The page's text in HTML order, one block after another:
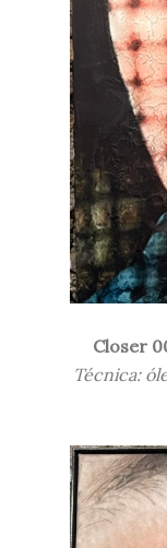
Closer
Técnica: